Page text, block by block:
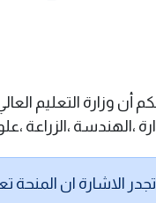
أن وزارة التعليم
،الهندسة ،الزراعة
تجدر الاشارة ان المنحة تعفي المقبولين